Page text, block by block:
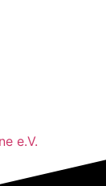
e.V.